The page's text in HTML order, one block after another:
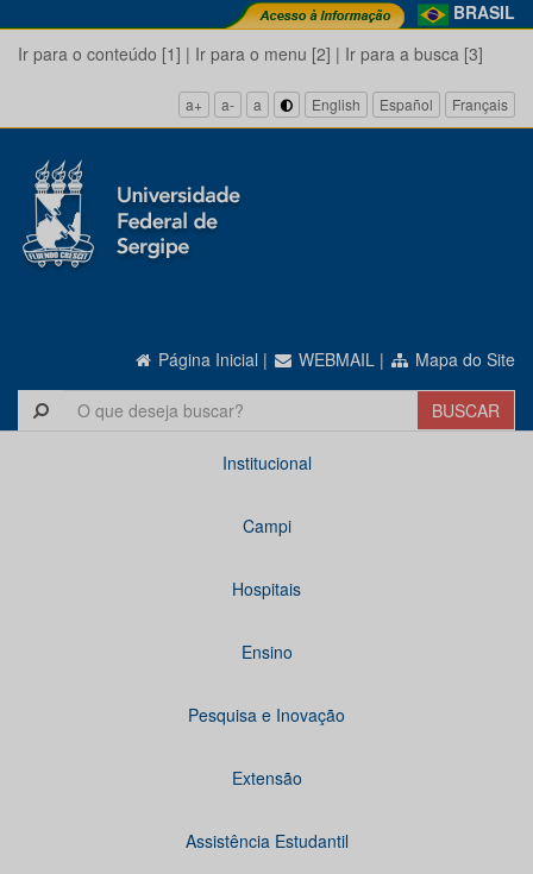
BRASIL
Ir para o conteúdo [1] | Ir para o menu [2] | Ir para a busca [3]
a+ a- a English Español Français
Página Inicial | WEBMAIL | Mapa do Site
Institucional
Campi
Hospitais
Ensino
Pesquisa e Inovação
Extensão
Assistência Estudantil